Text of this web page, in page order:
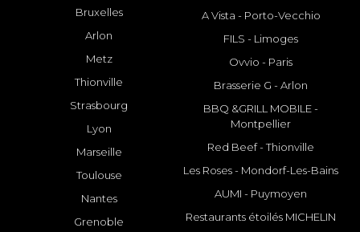
Bruxelles
Arlon
Metz
Thionville
Strasbourg
Lyon
Marseille
Toulouse
Nantes
Grenoble
A Vista - Porto-Vecchio
FILS - Limoges
Ovvio - Paris
Brasserie G - Arlon
BBQ &GRILL MOBILE -
Montpellier
Red Beef - Thionville
Les Roses - Mondorf-Les-Bains
AUMI - Puymoyen
Restaurants étoilés MICHELIN